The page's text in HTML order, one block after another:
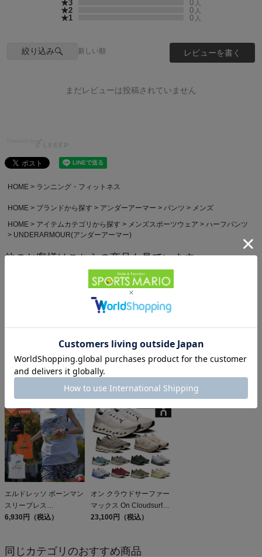
★3 0 人
★2 0 人
★1 0 人
絞り込み 新しい順 レビューを書く
まだレビューは投稿されていません
HOME ランニング・フィットネス
HOME ブランドから探す アンダーアーマー パンツ
メンズ
HOME
アイテムカテゴリから探す メンズスポーツウェア
ハーフパンツ
UNDERARMOUR(アンダーアーマー)
他のお客様はこちらの商品も見ています
アディダス アディゼロ
ジャパン 9 adidas
オン クラブT On Club T
6,600円（税込）
3 On Cloudmonster
24,200円（税込）
エルドレッソ ボーンマン
スリーブレス
ELDORESO Boneman
6,930円（税込）
オン クラウドサーファー
マックス On Cloudsurfer
Max
23,100円（税込）
同じカテゴリのおすすめ商品